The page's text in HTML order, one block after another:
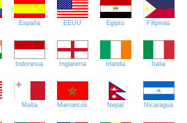
España EEUU Egipto Filipinas
Indonesia Inglaterra Irlanda Italia
Malta Marruecos Nepal Nicaragua